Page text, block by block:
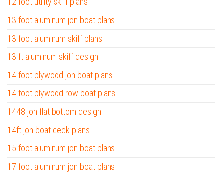
13 foot aluminum jon boat plans
13 foot aluminum skiff plans
13 ft aluminum skiff design
14 foot plywood jon boat plans
14 foot plywood row boat plans
1448 jon flat bottom design
14ft jon boat deck plans
15 foot aluminum jon boat plans
17 foot aluminum jon boat plans